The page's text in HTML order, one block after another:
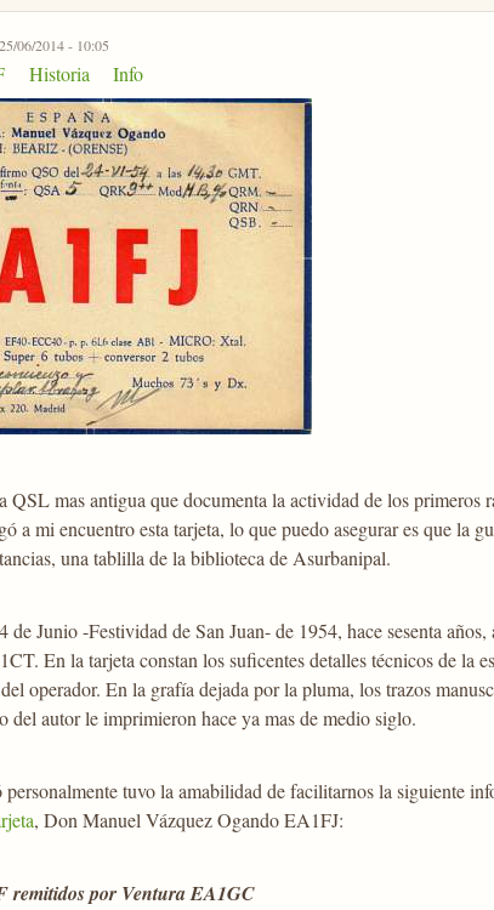
06/2014 - 10:05
Historia Info
QSL mas antigua que documenta la actividad de los
a mi encuentro esta tarjeta, lo que puedo asegurar es que la
una tablilla de la biblioteca de Asurbanipal.
de Junio -Festividad de San Juan- de 1954, hace sesenta
En la tarjeta constan los suficentes detalles técnicos de la
operador. En la grafía dejada por la pluma, los trazos
del autor le imprimieron hace ya mas de medio siglo.
tuvo la amabilidad de facilitarnos la siguiente
, Don Manuel Vázquez Ogando EA1FJ:
remitidos por Ventura EA1GC